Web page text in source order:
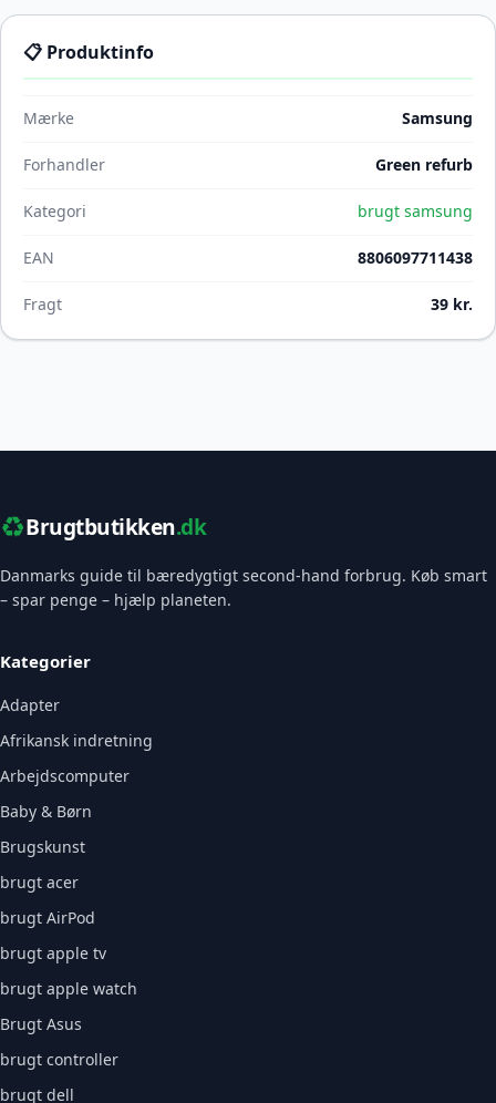
📋 Produktinfo
Mærke Samsung
Forhandler Green refurb
Kategori brugt samsung
EAN 8806097711438
Fragt 39 kr.
♻️Brugtbutikken.dk
Danmarks guide til bæredygtigt second-hand forbrug. Køb smart
– spar penge – hjælp planeten.
Kategorier
Adapter
Afrikansk indretning
Arbejdscomputer
Baby & Børn
Brugskunst
brugt acer
brugt AirPod
brugt apple tv
brugt apple watch
Brugt Asus
brugt controller
brugt dell